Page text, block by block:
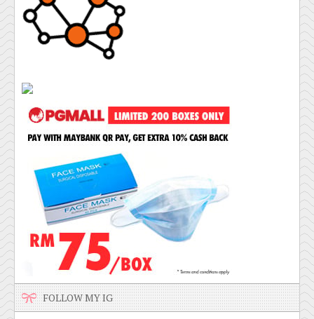
FOLLOW MY IG